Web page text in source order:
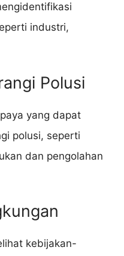
industri,
Polusi
yang dapat
polusi, seperti
dan pengolahan
kebijakan-